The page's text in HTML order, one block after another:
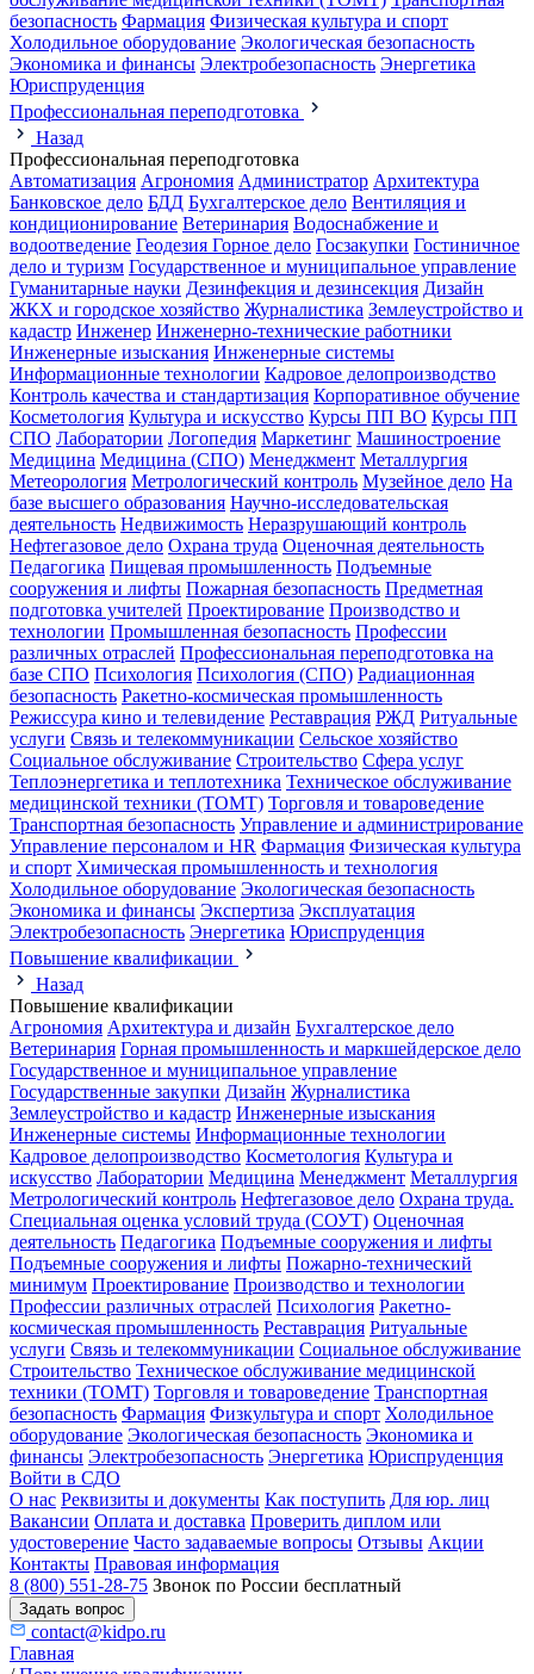
безопасность Фармация Физическая культура и спорт
Холодильное оборудование Экологическая безопасность
Экономика и финансы Электробезопасность Энергетика
Юриспруденция
Профессиональная переподготовка
Назад
Профессиональная переподготовка
Автоматизация Агрономия Администратор Архитектура
Банковское дело БДД Бухгалтерское дело Вентиляция и
кондиционирование Ветеринария Водоснабжение и
водоотведение Геодезия Горное дело Госзакупки Гостиничное
дело и туризм Государственное и муниципальное управление
Гуманитарные науки Дезинфекция и дезинсекция Дизайн
ЖКХ и городское хозяйство Журналистика Землеустройство и
кадастр Инженер Инженерно-технические работники
Инженерные изыскания Инженерные системы
Информационные технологии Кадровое делопроизводство
Контроль качества и стандартизация Корпоративное обучение
Косметология Культура и искусство Курсы ПП ВО Курсы ПП
СПО Лаборатории Логопедия Маркетинг Машиностроение
Медицина Медицина (СПО) Менеджмент Металлургия
Метеорология Метрологический контроль Музейное дело На
базе высшего образования Научно-исследовательская
деятельность Недвижимость Неразрушающий контроль
Нефтегазовое дело Охрана труда Оценочная деятельность
Педагогика Пищевая промышленность Подъемные
сооружения и лифты Пожарная безопасность Предметная
подготовка учителей Проектирование Производство и
технологии Промышленная безопасность Профессии
различных отраслей Профессиональная переподготовка на
базе СПО Психология Психология (СПО) Радиационная
безопасность Ракетно-космическая промышленность
Режиссура кино и телевидение Реставрация РЖД Ритуальные
услуги Связь и телекоммуникации Сельское хозяйство
Социальное обслуживание Строительство Сфера услуг
Теплоэнергетика и теплотехника Техническое обслуживание
медицинской техники (ТОМТ) Торговля и товароведение
Транспортная безопасность Управление и администрирование
Управление персоналом и HR Фармация Физическая культура
и спорт Химическая промышленность и технология
Холодильное оборудование Экологическая безопасность
Экономика и финансы Экспертиза Эксплуатация
Электробезопасность Энергетика Юриспруденция
Повышение квалификации
Назад
Повышение квалификации
Агрономия Архитектура и дизайн Бухгалтерское дело
Ветеринария Горная промышленность и маркшейдерское дело
Государственное и муниципальное управление
Государственные закупки Дизайн Журналистика
Землеустройство и кадастр Инженерные изыскания
Инженерные системы Информационные технологии
Кадровое делопроизводство Косметология Культура и
искусство Лаборатории Медицина Менеджмент Металлургия
Метрологический контроль Нефтегазовое дело Охрана труда.
Специальная оценка условий труда (СОУТ) Оценочная
деятельность Педагогика Подъемные сооружения и лифты
Подъемные сооружения и лифты Пожарно-технический
минимум Проектирование Производство и технологии
Профессии различных отраслей Психология Ракетно-
космическая промышленность Реставрация Ритуальные
услуги Связь и телекоммуникации Социальное обслуживание
Строительство Техническое обслуживание медицинской
техники (ТОМТ) Торговля и товароведение Транспортная
безопасность Фармация Физкультура и спорт Холодильное
оборудование Экологическая безопасность Экономика и
финансы Электробезопасность Энергетика Юриспруденция
Войти в СДО
О нас Реквизиты и документы Как поступить Для юр. лиц
Вакансии Оплата и доставка Проверить диплом или
удостоверение Часто задаваемые вопросы Отзывы Акции
Контакты Правовая информация
8 (800) 551-28-75 Звонок по России бесплатный
Задать вопрос
contact@kidpo.ru
Главная